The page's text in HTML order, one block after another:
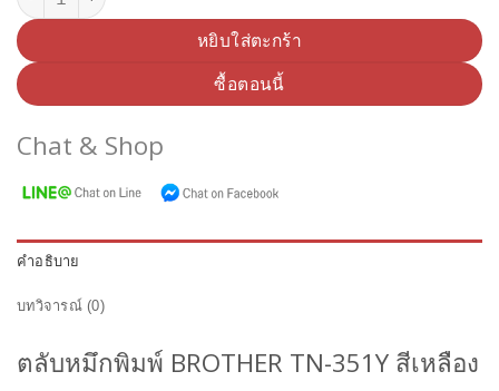
หยิบใส่ตะกร้า
ซื้อตอนนี้
Chat & Shop
คำอธิบาย
บทวิจารณ์ (0)
ตลับหมึกพิมพ์ BROTHER TN-351Y สีเหลือง